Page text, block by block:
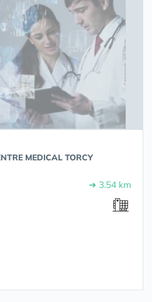
MEDICAL TORCY
➔ 3.54 km